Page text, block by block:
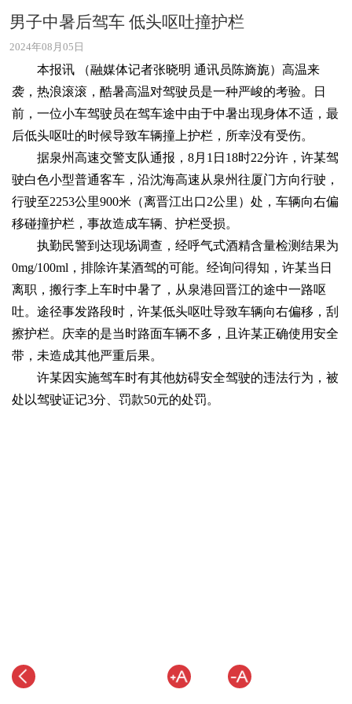
男子中暑后驾车 低头呕吐撞护栏
2024年08月05日
本报讯 （融媒体记者张晓明 通讯员陈旖旎）高温来
袭，热浪滚滚，酷暑高温对驾驶员是一种严峻的考验。日
前，一位小车驾驶员在驾车途中由于中暑出现身体不适，最
后低头呕吐的时候导致车辆撞上护栏，所幸没有受伤。
据泉州高速交警支队通报，8月1日18时22分许，许某驾
驶白色小型普通客车，沿沈海高速从泉州往厦门方向行驶，
行驶至2253公里900米（离晋江出口2公里）处，车辆向右偏
移碰撞护栏，事故造成车辆、护栏受损。
执勤民警到达现场调查，经呼气式酒精含量检测结果为
0mg/100ml，排除许某酒驾的可能。经询问得知，许某当日
离职，搬行李上车时中暑了，从泉港回晋江的途中一路呕
吐。途径事发路段时，许某低头呕吐导致车辆向右偏移，刮
擦护栏。庆幸的是当时路面车辆不多，且许某正确使用安全
带，未造成其他严重后果。
许某因实施驾车时有其他妨碍安全驾驶的违法行为，被
处以驾驶证记3分、罚款50元的处罚。